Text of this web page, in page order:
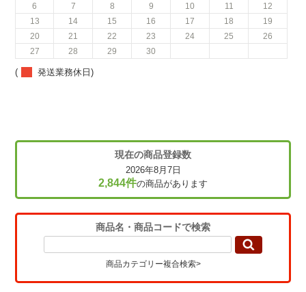
6
7 8 9 10 11
12
13
14 15 16 17 18
19
20
21 22 23 24 25
26
27
28 29 30
( 発送業務休日)
現在の商品登録数
2026年8月7日
2,844件の商品があります
商品名・商品コードで検索
商品カテゴリー複合検索>